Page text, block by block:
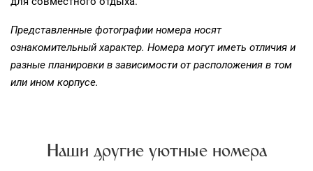
Представленные фотографии номера носят
ознакомительный характер. Номера могут иметь отличия и
разные планировки в зависимости от расположения в том
или ином корпусе.
Наши другие уютные номера